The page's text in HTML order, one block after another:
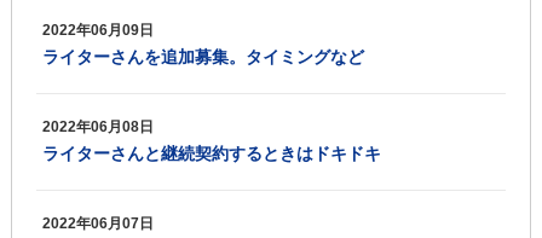
2022年06月09日
ライターさんを追加募集。タイミングなど
2022年06月08日
ライターさんと継続契約するときはドキドキ
2022年06月07日